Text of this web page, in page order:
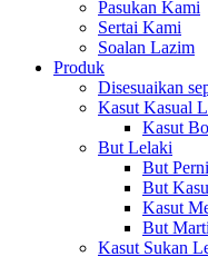
Pasukan Kami
Sertai Kami
Soalan Lazim
Produk
Disesuaikan
Kasut Kasual
Kasut
But Lelaki
But
But
Kasut
But
Kasut Sukan